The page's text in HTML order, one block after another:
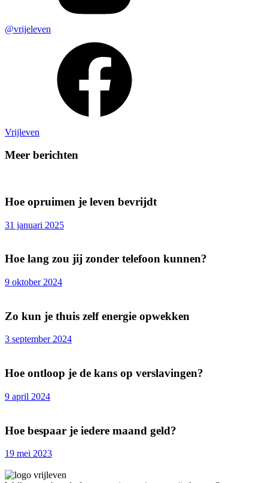
@vrijeleven
Vrijleven
Meer berichten
Hoe opruimen je leven bevrijdt
31 januari 2025
Hoe lang zou jij zonder telefoon kunnen?
9 oktober 2024
Zo kun je thuis zelf energie opwekken
3 september 2024
Hoe ontloop je de kans op verslavingen?
9 april 2024
Hoe bespaar je iedere maand geld?
19 mei 2023